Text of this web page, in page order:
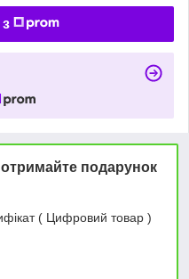
отримайте подарунок
( Цифровий товар )